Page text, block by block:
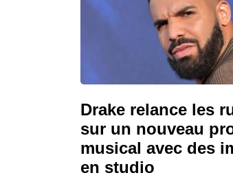
Drake relance les
sur un nouveau
musical avec des
en studio